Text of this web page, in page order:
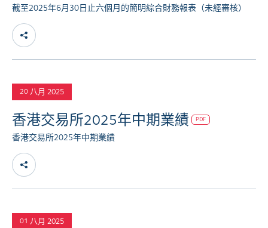
截至2025年6月30日止六個月的簡明綜合財務報表（未經審核）
20 八月 2025
香港交易所2025年中期業績 PDF
香港交易所2025年中期業績
01 八月 2025